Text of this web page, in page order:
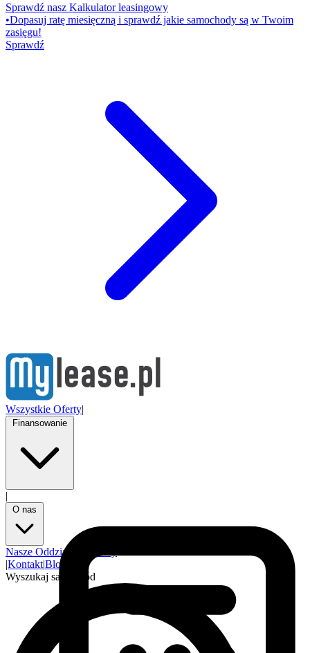
Sprawdź nasz Kalkulator leasingowy
•Dopasuj ratę miesięczną i sprawdź jakie samochody są w Twoim
zasięgu!
Sprawdź
Wszystkie Oferty|
|
Nasze Oddziały
|Kontakt|Blog
Wyszukaj samochód